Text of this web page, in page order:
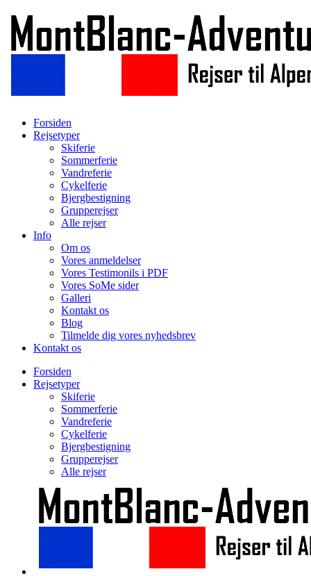
Forsiden
Rejsetyper
Skiferie
Sommerferie
Vandreferie
Cykelferie
Bjergbestigning
Grupperejser
Alle rejser
Info
Om os
Vores anmeldelser
Vores Testimonils i PDF
Vores SoMe sider
Galleri
Kontakt os
Blog
Tilmelde dig vores nyhedsbrev
Kontakt os
Forsiden
Rejsetyper
Skiferie
Sommerferie
Vandreferie
Cykelferie
Bjergbestigning
Grupperejser
Alle rejser